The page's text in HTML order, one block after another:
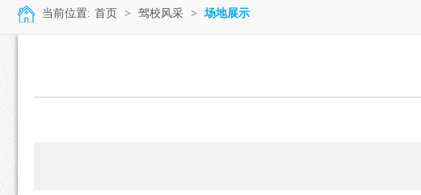
当前位置: 首页 > 驾校风采 > 场地展示